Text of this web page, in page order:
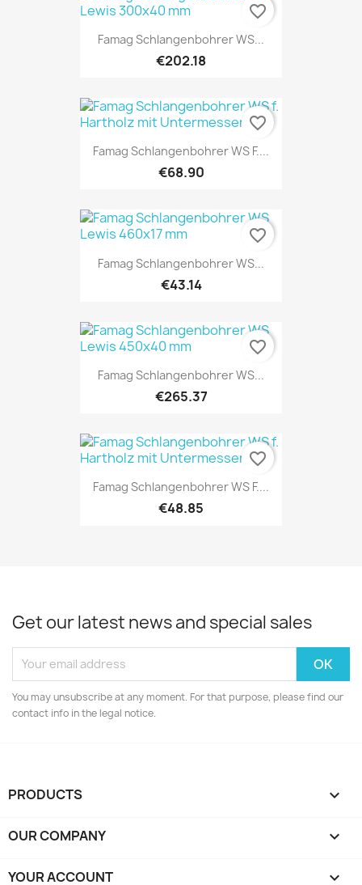
Famag Schlangenbohrer WS...
€202.18
favorite_border
Famag Schlangenbohrer WS F....
€68.90
favorite_border
Famag Schlangenbohrer WS...
€43.14
favorite_border
Famag Schlangenbohrer WS...
€265.37
favorite_border
Famag Schlangenbohrer WS F....
€48.85
favorite_border
Get our latest news and special sales
You may unsubscribe at any moment. For that purpose, please find our
contact info in the legal notice.
PRODUCTS 
OUR COMPANY 
YOUR ACCOUNT 